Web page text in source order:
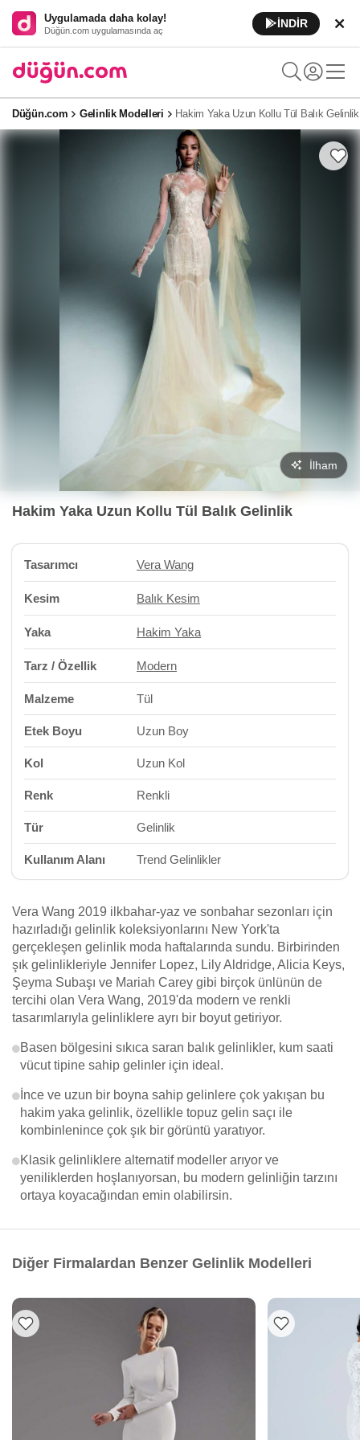
Uygulamada daha kolay!
Düğün.com uygulamasında aç
İNDİR
Düğün.com Gelinlik Modelleri Hakim Yaka Uzun Kollu Tül Balık Gelinlik
İlham
Hakim Yaka Uzun Kollu Tül Balık Gelinlik
Tasarımcı Vera Wang
Kesim Balık Kesim
Yaka Hakim Yaka
Tarz / Özellik Modern
Malzeme Tül
Etek Boyu Uzun Boy
Kol Uzun Kol
Renk Renkli
Tür Gelinlik
Kullanım Alanı Trend Gelinlikler
Vera Wang 2019 ilkbahar-yaz ve sonbahar sezonları için
hazırladığı gelinlik koleksiyonlarını New York'ta
gerçekleşen gelinlik moda haftalarında sundu. Birbirinden
şık gelinlikleriyle Jennifer Lopez, Lily Aldridge, Alicia Keys,
Şeyma Subaşı ve Mariah Carey gibi birçok ünlünün de
tercihi olan Vera Wang, 2019'da modern ve renkli
tasarımlarıyla gelinliklere ayrı bir boyut getiriyor.
Basen bölgesini sıkıca saran balık gelinlikler, kum saati
vücut tipine sahip gelinler için ideal.
İnce ve uzun bir boyna sahip gelinlere çok yakışan bu
hakim yaka gelinlik, özellikle topuz gelin saçı ile
kombinlenince çok şık bir görüntü yaratıyor.
Klasik gelinliklere alternatif modeller arıyor ve
yeniliklerden hoşlanıyorsan, bu modern gelinliğin tarzını
ortaya koyacağından emin olabilirsin.
Diğer Firmalardan Benzer Gelinlik Modelleri